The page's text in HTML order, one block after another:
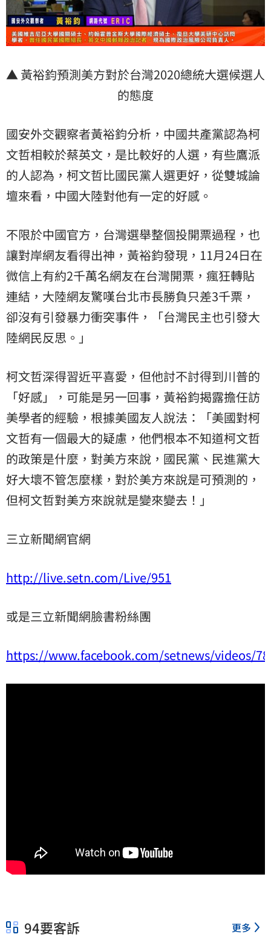
▲ 黃裕鈞預測美方對於台灣2020總統大選候選人
的態度
國安外交觀察者黃裕鈞分析，中國共產黨認為柯
文哲相較於蔡英文，是比較好的人選，有些鷹派
的人認為，柯文哲比國民黨人選更好，從雙城論
壇來看，中國大陸對他有一定的好感。
不限於中國官方，台灣選舉整個投開票過程，也
讓對岸網友看得出神，黃裕鈞發現，11月24日在
微信上有約2千萬名網友在台灣開票，瘋狂轉貼
連結，大陸網友驚嘆台北市長勝負只差3千票，
卻沒有引發暴力衝突事件，「台灣民主也引發大
陸網民反思。」
柯文哲深得習近平喜愛，但他討不討得到川普的
「好感」，可能是另一回事，黃裕鈞揭露擔任訪
美學者的經驗，根據美國友人說法：「美國對柯
文哲有一個最大的疑慮，他們根本不知道柯文哲
的政策是什麼，對美方來說，國民黨、民進黨大
好大壞不管怎麼樣，對於美方來說是可預測的，
但柯文哲對美方來說就是變來變去！」
三立新聞網官網
http://live.setn.com/Live/951
或是三立新聞網臉書粉絲團
https://www.facebook.com/setnews/videos/
94要客訴 更多